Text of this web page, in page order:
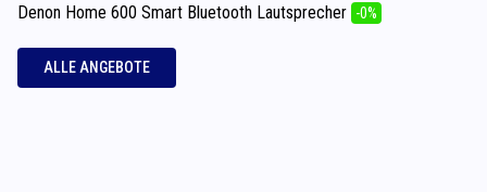
Denon Home 600 Smart Bluetooth Lautsprecher -0%
ALLE ANGEBOTE